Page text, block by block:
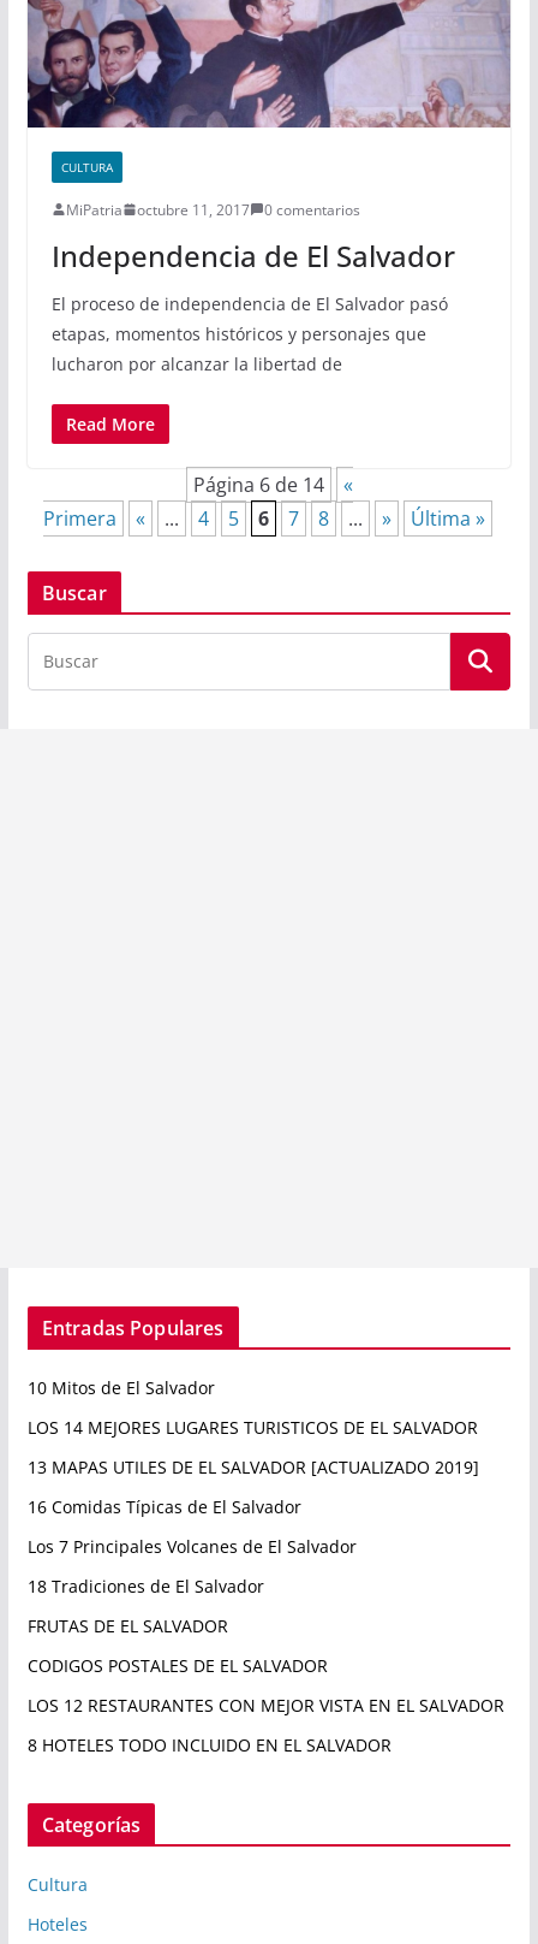
CULTURA
MiPatria octubre 11, 2017 0 comentarios
Independencia de El Salvador
El proceso de independencia de El Salvador pasó
etapas, momentos históricos y personajes que
lucharon por alcanzar la libertad de
Read More
Página 6 de 14
«
Primera
« ... 4 5 6 7 8 ... » Última »
Buscar
Entradas Populares
10 Mitos de El Salvador
LOS 14 MEJORES LUGARES TURISTICOS DE EL SALVADOR
13 MAPAS UTILES DE EL SALVADOR [ACTUALIZADO 2019]
16 Comidas Típicas de El Salvador
Los 7 Principales Volcanes de El Salvador
18 Tradiciones de El Salvador
FRUTAS DE EL SALVADOR
CODIGOS POSTALES DE EL SALVADOR
LOS 12 RESTAURANTES CON MEJOR VISTA EN EL SALVADOR
8 HOTELES TODO INCLUIDO EN EL SALVADOR
Categorías
Cultura
Hoteles